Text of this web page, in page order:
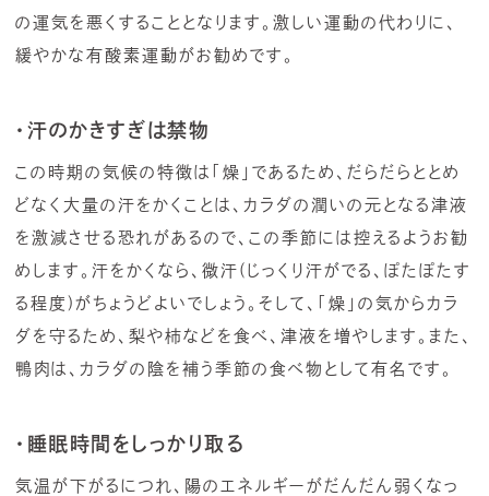
の運気を悪くすることとなります。激しい運動の代わりに、
緩やかな有酸素運動がお勧めです。
・汗のかきすぎは禁物
この時期の気候の特徴は「燥」であるため、だらだらととめ
どなく大量の汗をかくことは、カラダの潤いの元となる津液
を激減させる恐れがあるので、この季節には控えるようお勧
めします。汗をかくなら、微汗(じっくり汗がでる、ぽたぽたす
る程度)がちょうどよいでしょう。そして、「燥」の気からカラ
ダを守るため、梨や柿などを食べ、津液を増やします。また、
鴨肉は、カラダの陰を補う季節の食べ物として有名です。
・睡眠時間をしっかり取る
気温が下がるにつれ、陽のエネルギーがだんだん弱くなっ